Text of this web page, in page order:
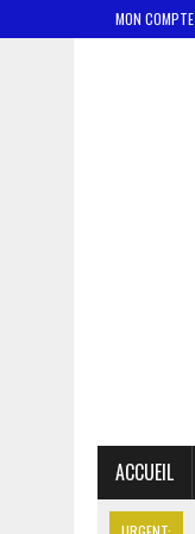
MON COMPTE
ACCUEIL